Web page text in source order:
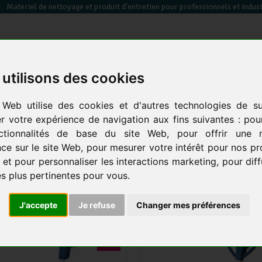
des cookies
utilise des cookies et d'autres technologies de
votre expérience de navigation aux fins suivantes :
de base du site Web, pour offrir une
sur le site Web, pour mesurer votre intérêt pour nos
et pour personnaliser les interactions marketing, pour
plus pertinentes pour vous.
J'accepte Je refuse Changer mes préférences
Materiel de nettoyage et produit d'entretien pour professionnels et
électrique
locaux
électrique- Monobrosse- Monobrosse basse vitesse -160tr/min
BASSE VITESSE -160TR/MIN 6